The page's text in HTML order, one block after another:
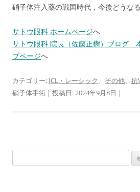
硝子体注入薬の戦国時代，今後どうな
サトウ眼科 ホームページへ
サトウ眼科 院長（佐藤正樹）ブログ
プページへ
カテゴリー: ICL・レーシック、 その他、 抗
硝子体手術 | 投稿日:2024年9月8日 |
索: